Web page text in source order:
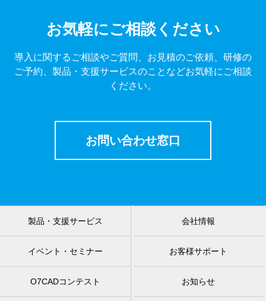
お気軽にご相談ください
導入に関するご相談やご質問、お見積のご依頼、研修の
ご予約、製品・支援サービスのことなどお気軽にご相談
ください。
お問い合わせ窓口
製品・支援サービス 会社情報
イベント・セミナー お客様サポート
O7CADコンテスト お知らせ